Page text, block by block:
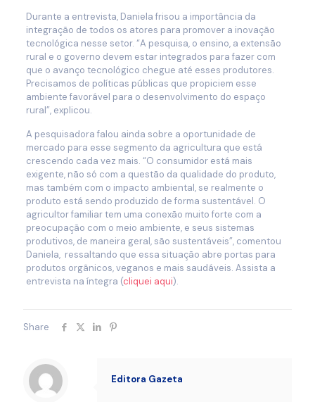
Durante a entrevista, Daniela frisou a importância da
integração de todos os atores para promover a inovação
tecnológica nesse setor. “A pesquisa, o ensino, a extensão
rural e o governo devem estar integrados para fazer com
que o avanço tecnológico chegue até esses produtores.
Precisamos de políticas públicas que propiciem esse
ambiente favorável para o desenvolvimento do espaço
rural”, explicou.
A pesquisadora falou ainda sobre a oportunidade de
mercado para esse segmento da agricultura que está
crescendo cada vez mais. “O consumidor está mais
exigente, não só com a questão da qualidade do produto,
mas também com o impacto ambiental, se realmente o
produto está sendo produzido de forma sustentável. O
agricultor familiar tem uma conexão muito forte com a
preocupação com o meio ambiente, e seus sistemas
produtivos, de maneira geral, são sustentáveis”, comentou
Daniela, ressaltando que essa situação abre portas para
produtos orgânicos, veganos e mais saudáveis. Assista a
entrevista na íntegra (cliquei aqui).
Share
Editora Gazeta